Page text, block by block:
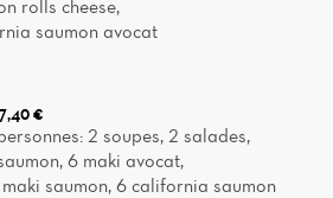
rolls cheese,
saumon avocat
€
2 soupes, 2 salades,
6 maki avocat,
saumon, 6 california saumon